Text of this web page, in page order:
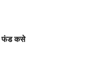
फंड कसे